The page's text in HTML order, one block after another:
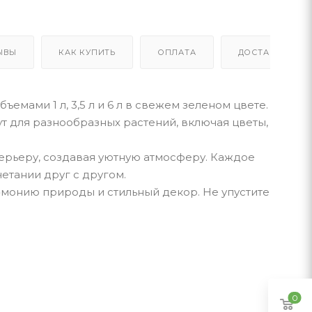
КАК КУПИТЬ ОПЛАТА ДОСТАВКА
1 л, 3,5 л и 6 л в свежем зеленом цвете.
разнообразных растений, включая цветы,
создавая уютную атмосферу. Каждое
друг с другом.
природы и стильный декор. Не упустите
0